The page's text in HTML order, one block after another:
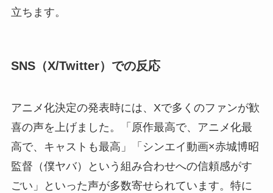
立ちます。
SNS（X/Twitter）での反応
アニメ化決定の発表時には、Xで多くのファンが歓
喜の声を上げました。「原作最高で、アニメ化最
高で、キャストも最高」「シンエイ動画×赤城博昭
監督（僕ヤバ）という組み合わせへの信頼感がす
ごい」といった声が多数寄せられています。特に